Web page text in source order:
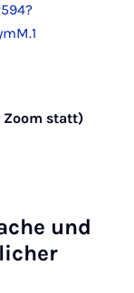
Zoom statt)
und